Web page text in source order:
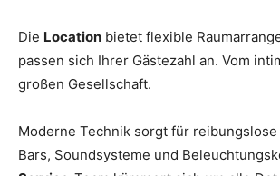
Die Location bietet flexible
passen sich Ihrer Gästezahl an. Vom
großen Gesellschaft.
Moderne Technik sorgt für reibungslose
Bars, Soundsysteme und